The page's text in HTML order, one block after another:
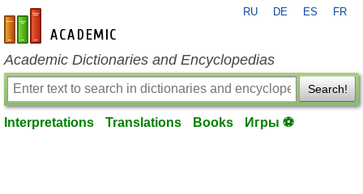
en-academic.com
RU DE ES FR
Academic Dictionaries and Encyclopedias
Search!
Interpretations Translations Books Игры ⚽